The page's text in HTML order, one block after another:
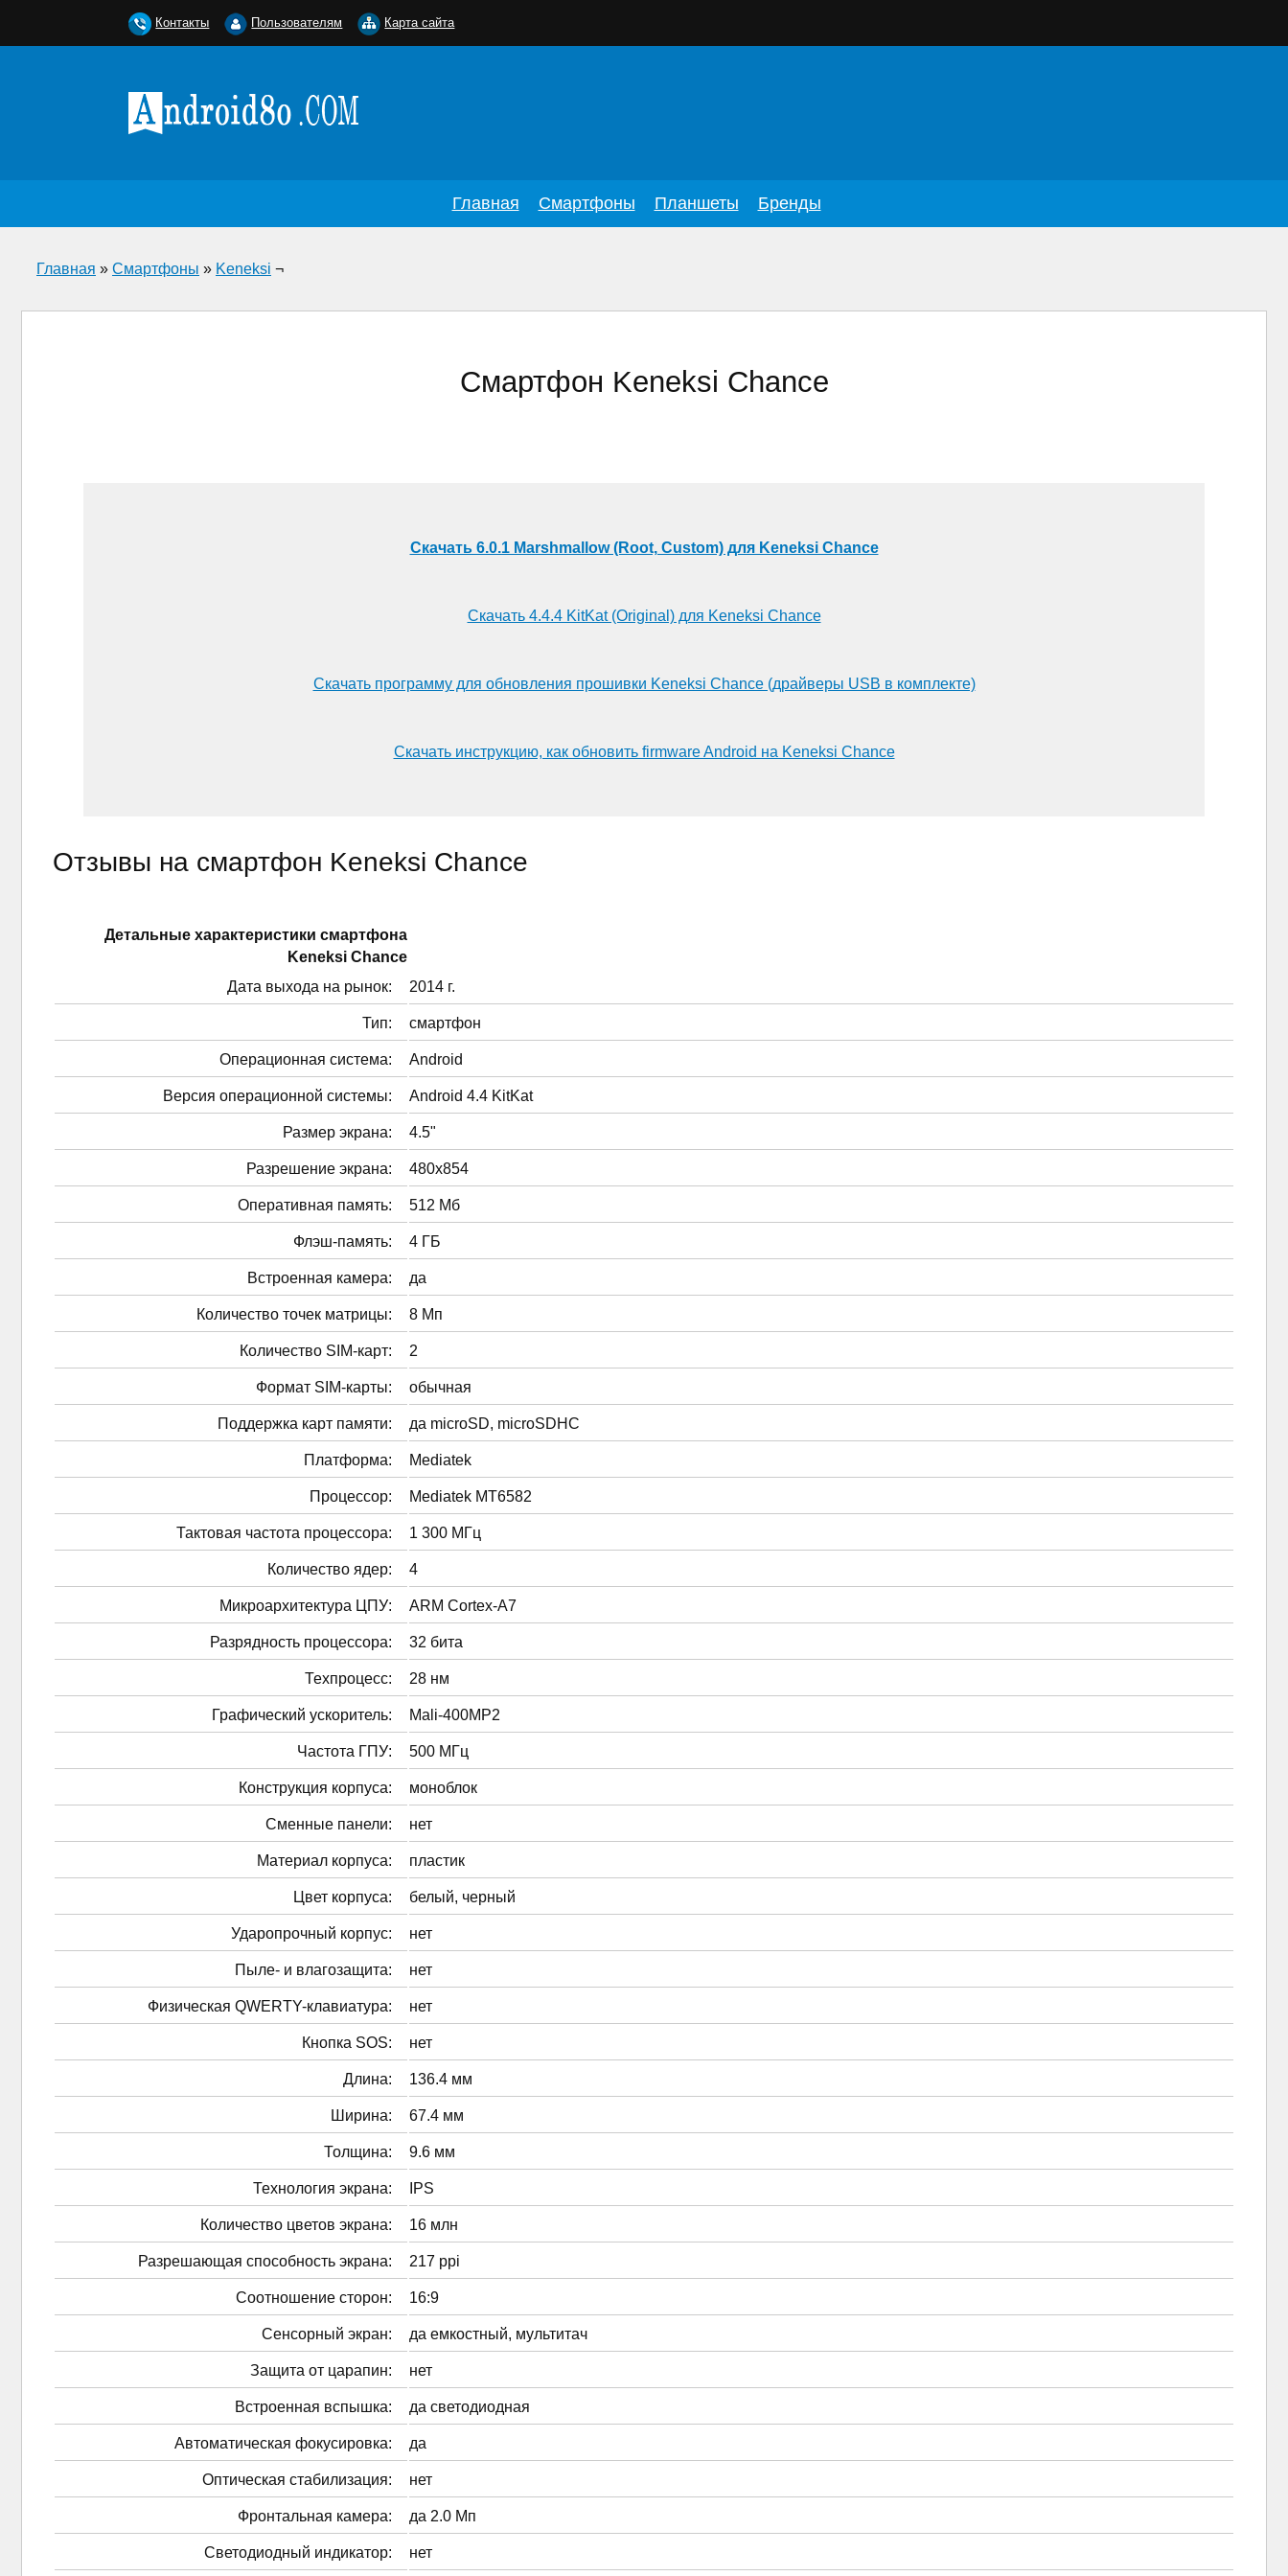
Главная Смартфоны Планшеты Бренды
Главная » Смартфоны » Keneksi ¬
Смартфон Keneksi Chance
Скачать 6.0.1 Marshmallow (Root, Custom) для Keneksi Chance
Скачать 4.4.4 KitKat (Original) для Keneksi Chance
Скачать программу для обновления прошивки Keneksi Chance (драйверы USB в комплекте)
Скачать инструкцию, как обновить firmware Android на Keneksi Chance
Отзывы на смартфон Keneksi Chance
Детальные характеристики смартфонa
Keneksi Chance
Дата выхода на рынок:
2014 г.
Тип: смартфон
Операционная система: Android
Версия операционной системы: Android 4.4 KitKat
Размер экрана: 4.5"
Разрешение экрана: 480x854
Оперативная память: 512 Мб
Флэш-память: 4 ГБ
Встроенная камера: да
Количество точек матрицы: 8 Мп
Количество SIM-карт: 2
Формат SIM-карты: обычная
Поддержка карт памяти: да microSD, microSDHC
Платформа: Mediatek
Процессор: Mediatek MT6582
Тактовая частота процессора: 1 300 МГц
Количество ядер: 4
Микроархитектура ЦПУ: ARM Cortex-A7
Разрядность процессора: 32 бита
Техпроцесс: 28 нм
Графический ускоритель: Mali-400MP2
Частота ГПУ: 500 МГц
Конструкция корпуса: моноблок
Сменные панели: нет
Материал корпуса: пластик
Цвет корпуса: белый, черный
Ударопрочный корпус: нет
Пыле- и влагозащита: нет
Физическая QWERTY-клавиатура: нет
Кнопка SOS: нет
Длина: 136.4 мм
Ширина: 67.4 мм
Толщина: 9.6 мм
Технология экрана: IPS
Количество цветов экрана: 16 млн
Разрешающая способность экрана: 217 ppi
Соотношение сторон: 16:9
Сенсорный экран: да емкостный, мультитач
Защита от царапин: нет
Встроенная вспышка: да светодиодная
Автоматическая фокусировка: да
Оптическая стабилизация: нет
Фронтальная камера: да 2.0 Мп
Светодиодный индикатор: нет
Контакты Пользователям Карта сайта